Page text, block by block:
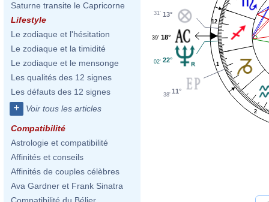
Saturne transite le Capricorne
Lifestyle
Le zodiaque et l'hésitation
Le zodiaque et la timidité
Le zodiaque et le mensonge
Les qualités des 12 signes
Les défauts des 12 signes
+ Voir tous les articles
Compatibilité
Astrologie et compatibilité
Affinités et conseils
Affinités de couples célèbres
Ava Gardner et Frank Sinatra
1
2
12
13°
31'
18°
39'
22°
02'
11°
38'